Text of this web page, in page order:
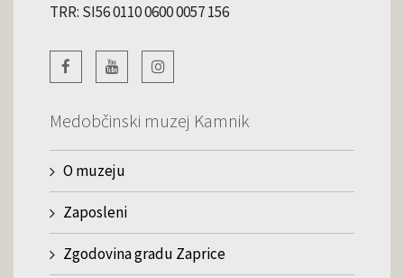
TRR: SI56 0110 0600 0057 156
Medobčinski muzej Kamnik
O muzeju
Zaposleni
Zgodovina gradu Zaprice